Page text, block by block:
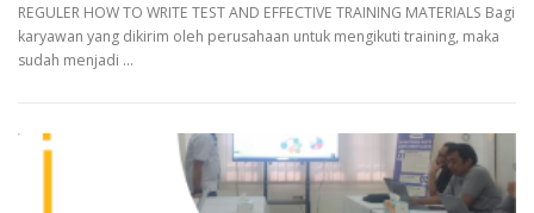
REGULER HOW TO WRITE TEST AND EFFECTIVE TRAINING MATERIALS Bagi
karyawan yang dikirim oleh perusahaan untuk mengikuti training, maka
sudah menjadi …